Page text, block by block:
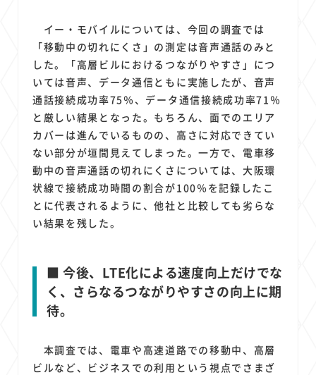
イー・モバイルについては、今回の調査では
「移動中の切れにくさ」の測定は音声通話のみと
した。「高層ビルにおけるつながりやすさ」につ
いては音声、データ通信ともに実施したが、音声
通話接続成功率75％、データ通信接続成功率71％
と厳しい結果となった。もちろん、面でのエリア
カバーは進んでいるものの、高さに対応できてい
ない部分が垣間見えてしまった。一方で、電車移
動中の音声通話の切れにくさについては、大阪環
状線で接続成功時間の割合が100％を記録したこ
とに代表されるように、他社と比較しても劣らな
い結果を残した。
■ 今後、LTE化による速度向上だけでな
く、さらなるつながりやすさの向上に期
待。
本調査では、電車や高速道路での移動中、高層
ビルなど、ビジネスでの利用という視点でさまざ